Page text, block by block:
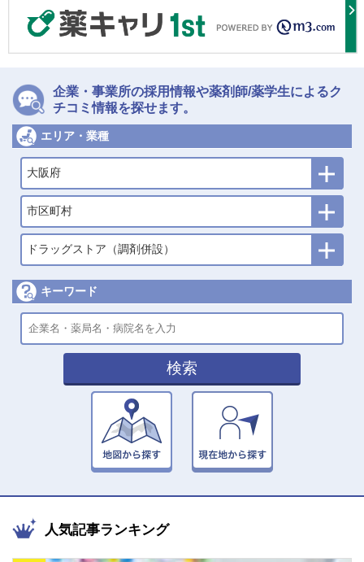
企業・事業所の採用情報や薬剤師/薬学生によるク
チコミ情報を探せます。
エリア・業種
大阪府
市区町村
ドラッグストア（調剤併設）
キーワード
検索
人気記事ランキング